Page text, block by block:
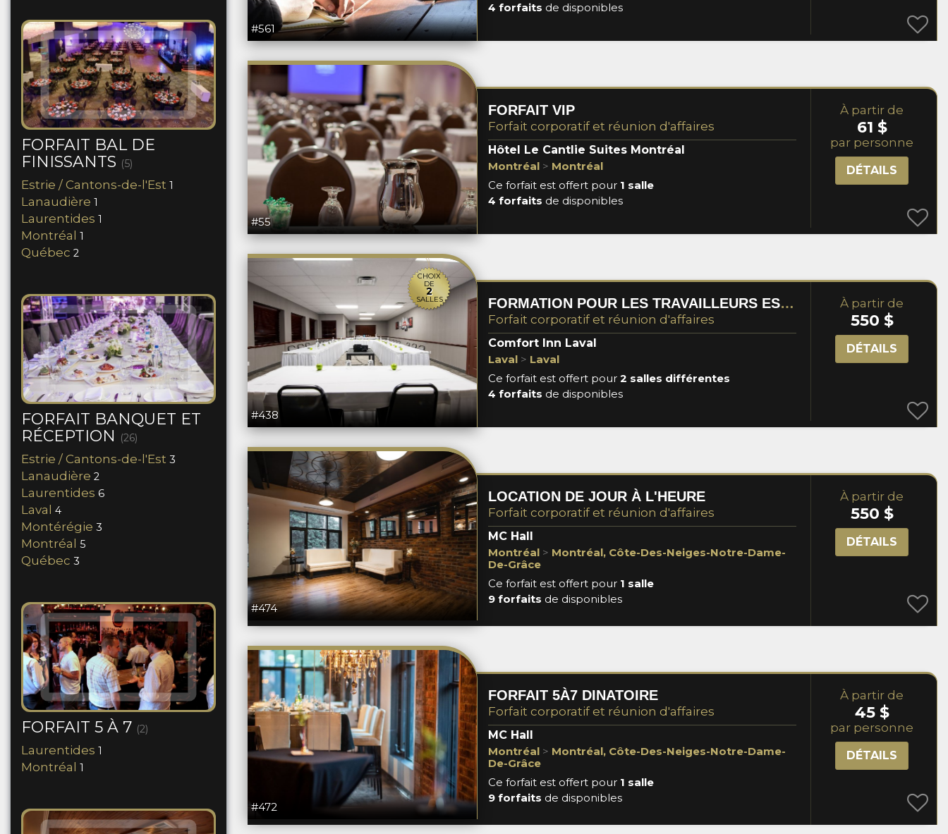
#561
4 forfaits de disponibles
#55
FORFAIT VIP
Forfait corporatif et réunion d'affaires
Hôtel Le Cantlie Suites Montréal
Montréal> Montréal
Ce forfait est offert pour 1 salle
4 forfaits de disponibles
À partir de
61 $
par personne
DÉTAILS
CHOIX
DE
2
SALLES
#438
FORMATION POUR LES TRAVAILLEURS ESSENTIELS -20%
Forfait corporatif et réunion d'affaires
Comfort Inn Laval
Laval> Laval
Ce forfait est offert pour 2 salles différentes
4 forfaits de disponibles
À partir de
550 $
DÉTAILS
#474
LOCATION DE JOUR À L'HEURE
Forfait corporatif et réunion d'affaires
MC Hall
Montréal> Montréal, Côte-Des-Neiges-Notre-Dame-
De-Grâce
Ce forfait est offert pour 1 salle
9 forfaits de disponibles
À partir de
550 $
DÉTAILS
#472
FORFAIT 5À7 DINATOIRE
Forfait corporatif et réunion d'affaires
MC Hall
Montréal> Montréal, Côte-Des-Neiges-Notre-Dame-
De-Grâce
Ce forfait est offert pour 1 salle
9 forfaits de disponibles
À partir de
45 $
par personne
DÉTAILS
FORFAIT BAL DE
FINISSANTS (5)
Estrie / Cantons-de-l'Est 1
Lanaudière 1
Laurentides 1
Montréal 1
Québec 2
FORFAIT BANQUET ET
RÉCEPTION
(26)
Estrie / Cantons-de-l'Est 3
Lanaudière 2
Laurentides 6
Laval 4
Montérégie 3
Montréal 5
Québec 3
FORFAIT 5 À 7 (2)
Laurentides 1
Montréal 1